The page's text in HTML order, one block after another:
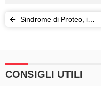
Sindrome di Proteo, i
CONSIGLI UTILI